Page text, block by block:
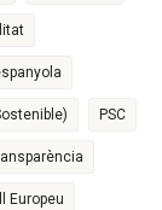
PSC
Europeu